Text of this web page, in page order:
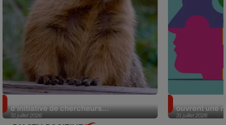
31 juillet 2026
d’initiative de chercheurs...
31 juillet 2026
ouvrent une